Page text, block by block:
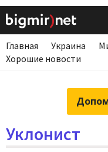
Главная Украина
Хорошие новости
Уклонист